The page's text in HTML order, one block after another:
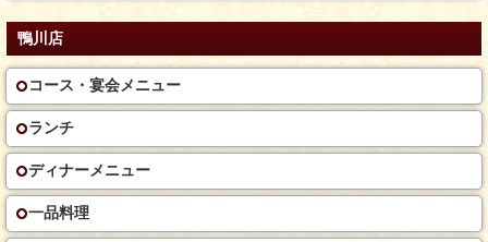
鴨川店
コース・宴会メニュー
ランチ
ディナーメニュー
一品料理